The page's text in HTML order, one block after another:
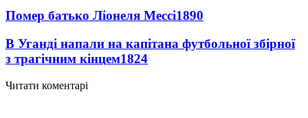
Помер батько Ліонеля Мессі1890
В Уганді напали на капітана футбольної збірної
з трагічним кінцем1824
Читати коментарі